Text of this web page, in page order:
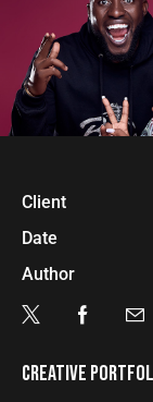
CREATIVE
Client
Date
Author